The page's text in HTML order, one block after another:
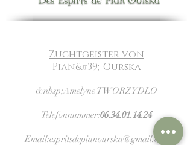
Zuchtgeister von
Pian&#39;Ourska
&nbsp;Amelyne TWORZYDLO
Telefonnummer:06.34.01.14.24
Email:espritsdepianourska@gmail.com